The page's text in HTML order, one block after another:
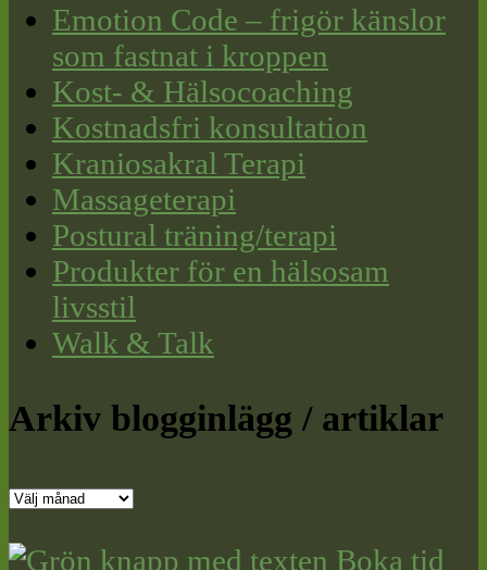
Emotion Code – frigör känslor
som fastnat i kroppen
Kost- & Hälsocoaching
Kostnadsfri konsultation
Kraniosakral Terapi
Massageterapi
Postural träning/terapi
Produkter för en hälsosam
livsstil
Walk & Talk
Arkiv blogginlägg / artiklar
Arkiv